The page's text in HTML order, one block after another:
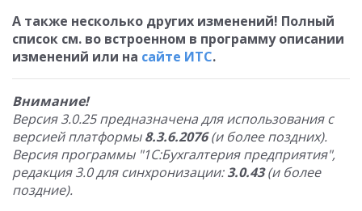
А также несколько других изменений! Полный
список см. во встроенном в программу описании
изменений или на сайте ИТС.
Внимание!
Версия 3.0.25 предназначена для использования с
версией платформы8.3.6.2076(и более поздних).
Версия программы "1С:Бухгалтерия предприятия",
редакция 3.0 для синхронизации:3.0.43(и более
поздние).